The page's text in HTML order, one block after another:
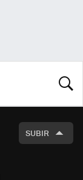
SUBIR